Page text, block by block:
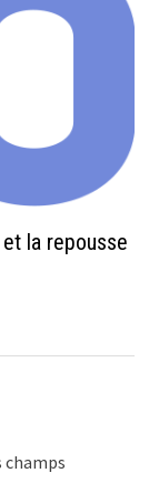
la repousse
champs